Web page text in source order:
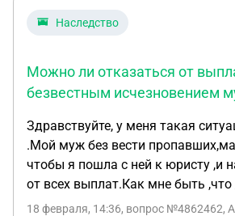
Наследство
Можно ли отказаться от
безвестным исчезновением
Здравствуйте, у меня такая
.Мой муж без вести
чтобы я пошла с ней к юристу ,и
от всех выплат.Как мне быть ,что
18 февраля, 14:36, вопрос №4862462,